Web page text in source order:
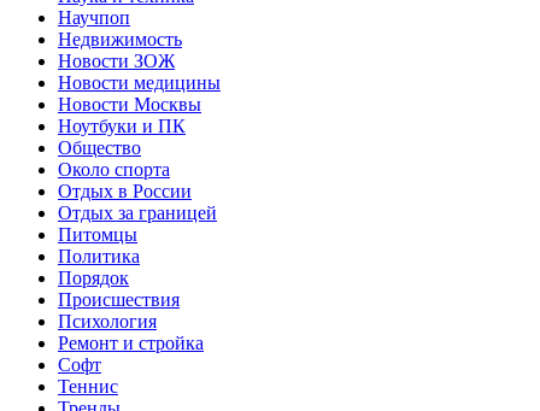
Научпоп
Недвижимость
Новости ЗОЖ
Новости медицины
Новости Москвы
Ноутбуки и ПК
Общество
Около спорта
Отдых в России
Отдых за границей
Питомцы
Политика
Порядок
Происшествия
Психология
Ремонт и стройка
Софт
Теннис